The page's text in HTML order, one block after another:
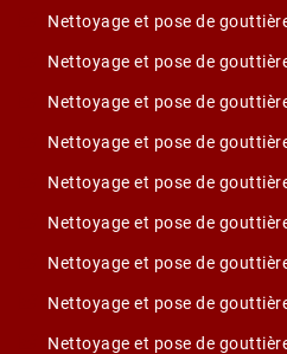
Nettoyage et pose de
Nettoyage et pose de
Nettoyage et pose de
Nettoyage et pose de
Nettoyage et pose de
Nettoyage et pose de
Nettoyage et pose de
Nettoyage et pose de
Nettoyage et pose de